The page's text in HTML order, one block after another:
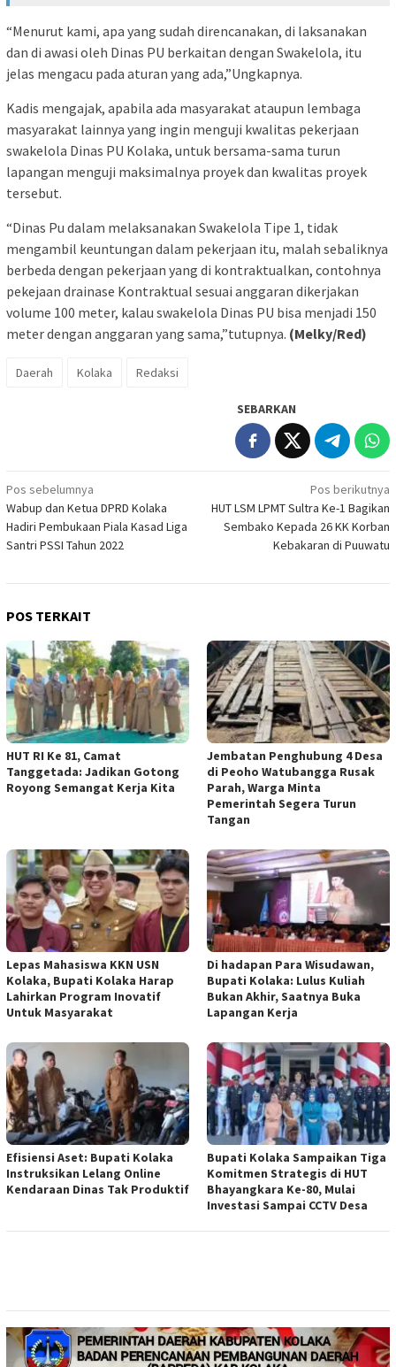
“Menurut kami, apa yang sudah direncanakan, di laksanakan
dan di awasi oleh Dinas PU berkaitan dengan Swakelola, itu
jelas mengacu pada aturan yang ada,”Ungkapnya.
Kadis mengajak, apabila ada masyarakat ataupun lembaga
masyarakat lainnya yang ingin menguji kwalitas pekerjaan
swakelola Dinas PU Kolaka, untuk bersama-sama turun
lapangan menguji maksimalnya proyek dan kwalitas proyek
tersebut.
“Dinas Pu dalam melaksanakan Swakelola Tipe 1, tidak
mengambil keuntungan dalam pekerjaan itu, malah sebaliknya
berbeda dengan pekerjaan yang di kontraktualkan, contohnya
pekejaan drainase Kontraktual sesuai anggaran dikerjakan
volume 100 meter, kalau swakelola Dinas PU bisa menjadi 150
meter dengan anggaran yang sama,”tutupnya. (Melky/Red)
Daerah Kolaka Redaksi
SEBARKAN
Navigasi
pos
Pos sebelumnya
Wabup dan Ketua DPRD Kolaka
Hadiri Pembukaan Piala Kasad Liga
Santri PSSI Tahun 2022
Pos berikutnya
HUT LSM LPMT Sultra Ke-1 Bagikan
Sembako Kepada 26 KK Korban
Kebakaran di Puuwatu
POS TERKAIT
HUT RI Ke 81, Camat
Tanggetada: Jadikan Gotong
Royong Semangat Kerja Kita
Jembatan Penghubung 4 Desa
di Peoho Watubangga Rusak
Parah, Warga Minta
Pemerintah Segera Turun
Tangan
Lepas Mahasiswa KKN USN
Kolaka, Bupati Kolaka Harap
Lahirkan Program Inovatif
Untuk Masyarakat
Di hadapan Para Wisudawan,
Bupati Kolaka: Lulus Kuliah
Bukan Akhir, Saatnya Buka
Lapangan Kerja
Efisiensi Aset: Bupati Kolaka
Instruksikan Lelang Online
Kendaraan Dinas Tak Produktif
Bupati Kolaka Sampaikan Tiga
Komitmen Strategis di HUT
Bhayangkara Ke-80, Mulai
Investasi Sampai CCTV Desa